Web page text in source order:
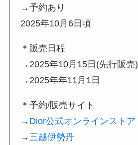
→予約あり
2025年10月6日頃
＊販売日程
→2025年10月15日(先行販売)
→2025年年11月1日
＊予約/販売サイト
→ Dior公式オンラインストア
→ 三越伊勢丹